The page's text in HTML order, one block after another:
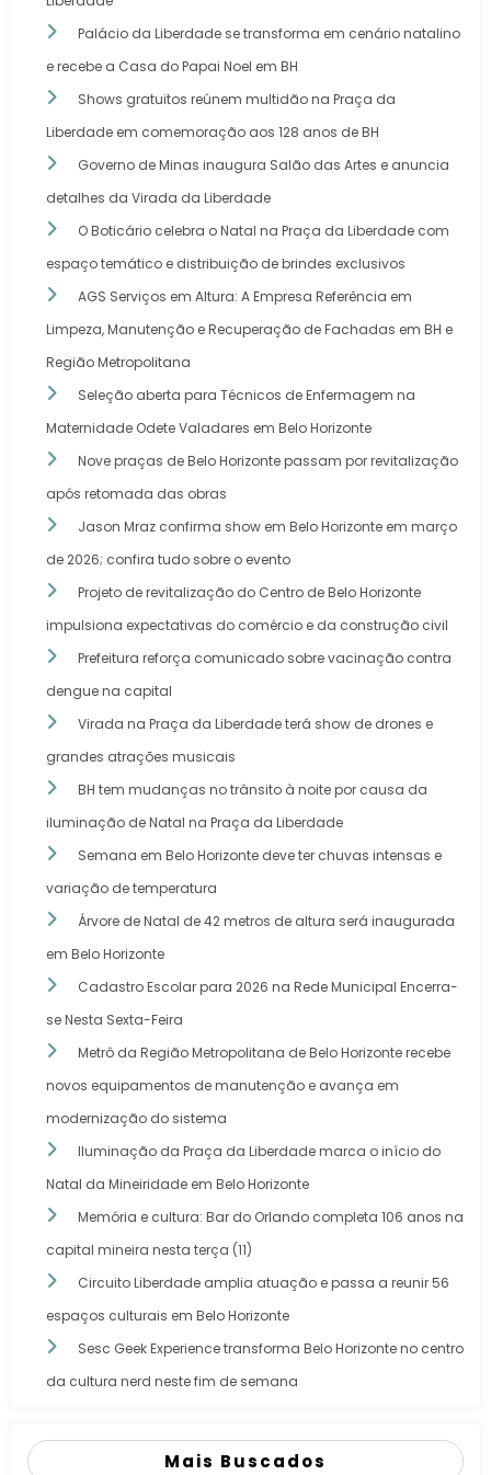
Palácio da Liberdade se transforma em cenário natalino
e recebe a Casa do Papai Noel em BH
Shows gratuitos reúnem multidão na Praça da
Liberdade em comemoração aos 128 anos de BH
Governo de Minas inaugura Salão das Artes e anuncia
detalhes da Virada da Liberdade
O Boticário celebra o Natal na Praça da Liberdade com
espaço temático e distribuição de brindes exclusivos
AGS Serviços em Altura: A Empresa Referência em
Limpeza, Manutenção e Recuperação de Fachadas em BH e
Região Metropolitana
Seleção aberta para Técnicos de Enfermagem na
Maternidade Odete Valadares em Belo Horizonte
Nove praças de Belo Horizonte passam por revitalização
após retomada das obras
Jason Mraz confirma show em Belo Horizonte em março
de 2026; confira tudo sobre o evento
Projeto de revitalização do Centro de Belo Horizonte
impulsiona expectativas do comércio e da construção civil
Prefeitura reforça comunicado sobre vacinação contra
dengue na capital
Virada na Praça da Liberdade terá show de drones e
grandes atrações musicais
BH tem mudanças no trânsito à noite por causa da
iluminação de Natal na Praça da Liberdade
Semana em Belo Horizonte deve ter chuvas intensas e
variação de temperatura
Árvore de Natal de 42 metros de altura será inaugurada
em Belo Horizonte
Cadastro Escolar para 2026 na Rede Municipal Encerra-
se Nesta Sexta-Feira
Metrô da Região Metropolitana de Belo Horizonte recebe
novos equipamentos de manutenção e avança em
modernização do sistema
Iluminação da Praça da Liberdade marca o início do
Natal da Mineiridade em Belo Horizonte
Memória e cultura: Bar do Orlando completa 106 anos na
capital mineira nesta terça (11)
Circuito Liberdade amplia atuação e passa a reunir 56
espaços culturais em Belo Horizonte
Sesc Geek Experience transforma Belo Horizonte no centro
da cultura nerd neste fim de semana
Mais Buscados